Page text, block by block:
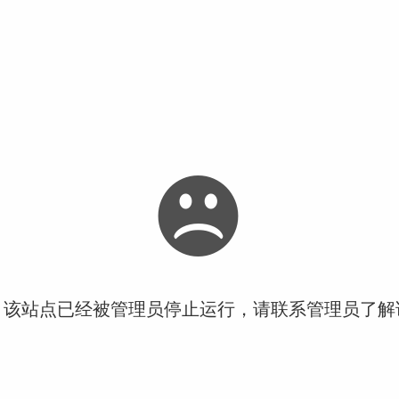
站点已经被管理员停止运行，请联系管理员了